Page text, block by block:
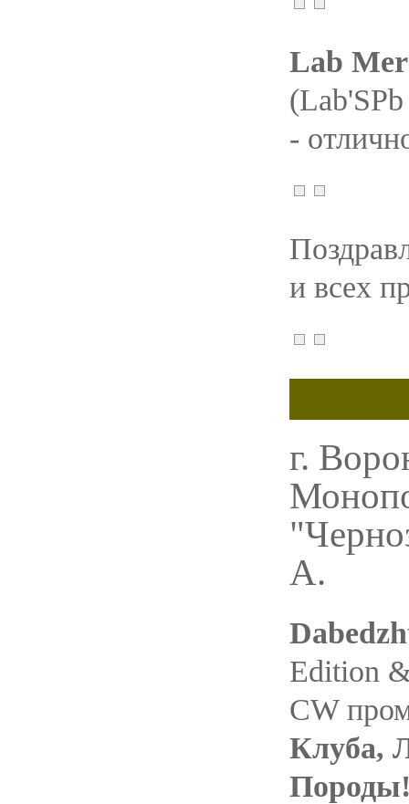
Lab
-
и всех
г.
А.
Edition
СW
Клуба,